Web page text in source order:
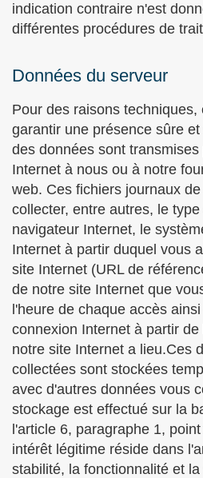
indication contraire n'est
différentes procédures de
Données du serveur
Pour des raisons
garantir une présence sûre
des données sont
Internet à nous ou à notre
web. Ces fichiers journaux
collecter, entre autres, le
navigateur Internet, le
Internet à partir duquel vous
site Internet (URL de
de notre site Internet que
l'heure de chaque accès
connexion Internet à partir
notre site Internet a lieu.Ces
collectées sont stockées
avec d'autres données vous
stockage est effectué sur la
l'article 6, paragraphe 1,
intérêt légitime réside dans
stabilité, la fonctionnalité et